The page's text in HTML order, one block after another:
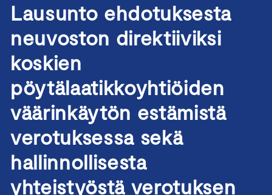
Lausunto ehdotuksesta
neuvoston direktiiviksi
koskien
pöytälaatikkoyhtiöiden
väärinkäytön estämistä
verotuksessa sekä
hallinnollisesta
yhteistyöstä verotuksen